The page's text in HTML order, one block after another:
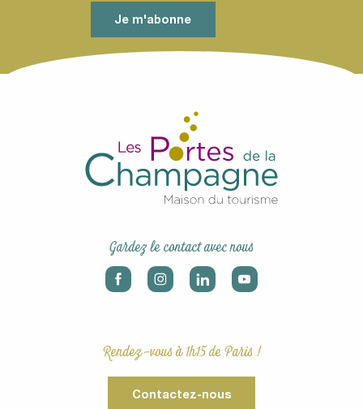
Je m'abonne
Gardez le contact avec nous
Rendez-vous à 1h15 de Paris !
Contactez-nous